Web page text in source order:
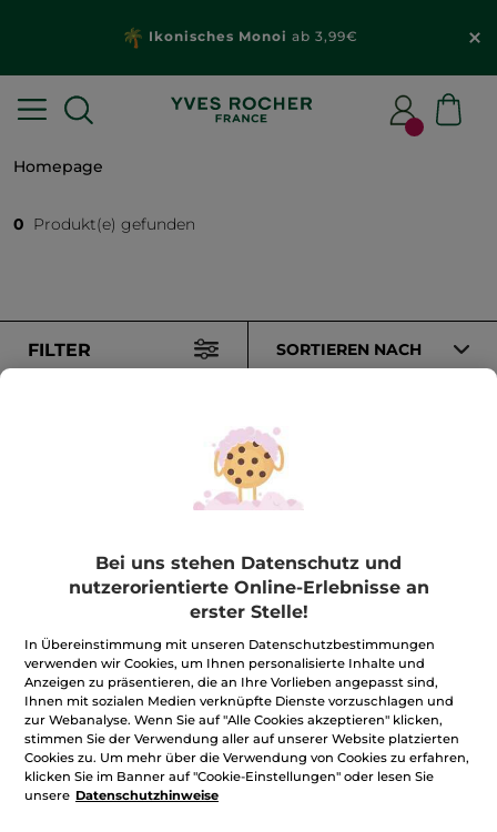
Ikonisches Monoi ab 3,99€
Homepage
0 Produkt(e) gefunden
FILTER SORTIEREN NACH
sindpflanzlich
unsere Felder
biologisch
Mehr entdecken
Bei uns stehen Datenschutz und
nutzerorientierte Online-Erlebnisse an
erster Stelle!
In Übereinstimmung mit unseren Datenschutzbestimmungen
verwenden wir Cookies, um Ihnen personalisierte Inhalte und
Anzeigen zu präsentieren, die an Ihre Vorlieben angepasst sind,
Ihnen mit sozialen Medien verknüpfte Dienste vorzuschlagen und
zur Webanalyse. Wenn Sie auf "Alle Cookies akzeptieren" klicken,
stimmen Sie der Verwendung aller auf unserer Website platzierten
Cookies zu. Um mehr über die Verwendung von Cookies zu erfahren,
klicken Sie im Banner auf "Cookie-Einstellungen" oder lesen Sie
unsere Datenschutzhinweise